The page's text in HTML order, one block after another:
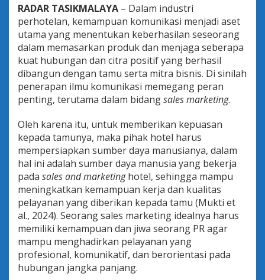
t
i
:
P
e
n
e
r
a
a
n
I
l
m
u
K
o
u
n
i
k
a
s
RADAR TASIKMALAYA – Dalam industri
perhotelan, kemampuan komunikasi menjadi aset
utama yang menentukan keberhasilan seseorang
dalam memasarkan produk dan menjaga seberapa
kuat hubungan dan citra positif yang berhasil
dibangun dengan tamu serta mitra bisnis. Di sinilah
penerapan ilmu komunikasi memegang peran
penting, terutama dalam bidangsales marketing.
Oleh karena itu, untuk memberikan kepuasan
kepada tamunya, maka pihak hotel harus
mempersiapkan sumber daya manusianya, dalam
hal ini adalah sumber daya manusia yang bekerja
pada sales and marketinghotel, sehingga mampu
meningkatkan kemampuan kerja dan kualitas
pelayanan yang diberikan kepada tamu (Mukti et
al., 2024). Seorang sales marketing idealnya harus
memiliki kemampuan dan jiwa seorang PR agar
mampu menghadirkan pelayanan yang
profesional, komunikatif, dan berorientasi pada
hubungan jangka panjang.